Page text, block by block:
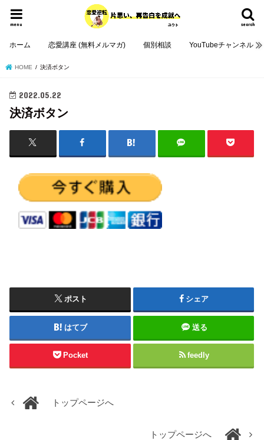
search
menu
ホーム 恋愛講座 (無料メルマガ) 個別相談 YouTubeチャンネル
HOME 決済ボタン
2022.05.22
決済ボタン
ポスト シェア
はてブ 送る
Pocket feedly
トップページへ
トップページへ